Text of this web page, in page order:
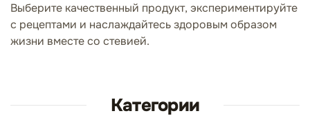
Выберите качественный продукт, экспериментируйте
с рецептами и наслаждайтесь здоровым образом
жизни вместе со стевией.
Категории